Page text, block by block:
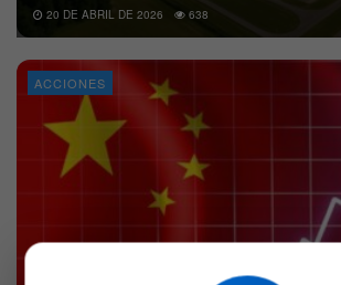
20 DE ABRIL DE 2026 638
ACCIONES